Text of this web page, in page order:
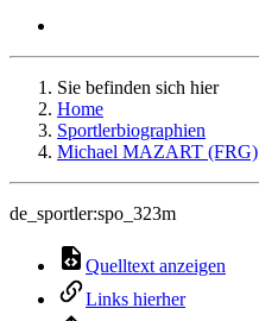
Sie befinden sich hier
Home
Sportlerbiographien
Michael MAZART (FRG)
de_sportler:spo_323m
Quelltext anzeigen
Links hierher